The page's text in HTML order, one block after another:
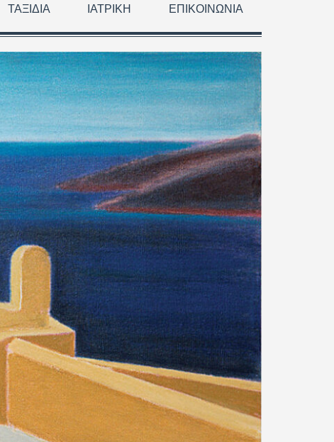
ΤΑΞΊΔΙΑ ΙΑΤΡΙΚΉ ΕΠΙΚΟΙΝΩΝΊΑ